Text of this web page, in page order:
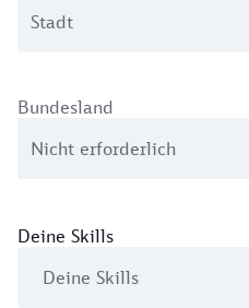
Bundesland
Deine Skills